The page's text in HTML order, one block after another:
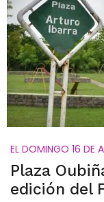
EL DOMINGO 16 DE
Plaza
edición del